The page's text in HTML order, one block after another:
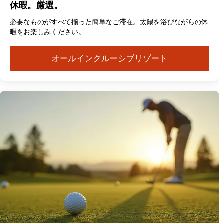
休暇。厳選。
必要なものがすべて揃った簡単なご滞在。太陽を浴びながらの休
暇をお楽しみください。
オールインクルーシブリゾート